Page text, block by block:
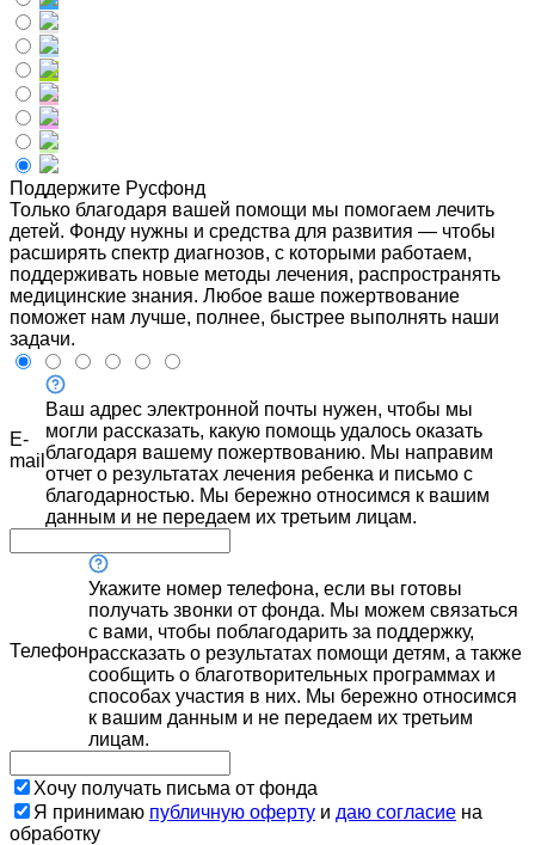
Поддержите Русфонд
Только благодаря вашей помощи мы помогаем лечить
детей. Фонду нужны и средства для развития — чтобы
расширять спектр диагнозов, с которыми работаем,
поддерживать новые методы лечения, распространять
медицинские знания. Любое ваше пожертвование
поможет нам лучше, полнее, быстрее выполнять наши
задачи.
E-
mail
Ваш адрес электронной почты нужен, чтобы мы
могли рассказать, какую помощь удалось оказать
благодаря вашему пожертвованию. Мы направим
отчет о результатах лечения ребенка и письмо с
благодарностью. Мы бережно относимся к вашим
данным и не передаем их третьим лицам.
Телефон
Укажите номер телефона, если вы готовы
получать звонки от фонда. Мы можем связаться
с вами, чтобы поблагодарить за поддержку,
рассказать о результатах помощи детям, а также
сообщить о благотворительных программах и
способах участия в них. Мы бережно относимся
к вашим данным и не передаем их третьим
лицам.
Хочу получать письма от фонда
Я принимаю публичную оферту и даю согласие на
обработку